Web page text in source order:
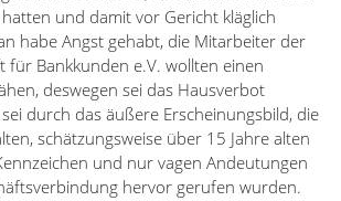
und damit vor Gericht kläglich
habe Angst gehabt, die Mitarbeiter der
für Bankkunden e.V. wollten einen
deswegen sei das Hausverbot
durch das äußere Erscheinungsbild, die
schätzungsweise über 15 Jahre alten
und nur vagen Andeutungen
hervor gerufen wurden.